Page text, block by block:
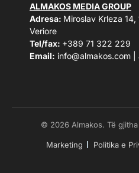
ALMAKOS MEDIA GROUP
Adresa: Miroslav Krleza
Veriore
Tel/fax: +389 71 322 229
Email: info@almakos.com
© 2026 Almakos. Të
Marketing Politika e